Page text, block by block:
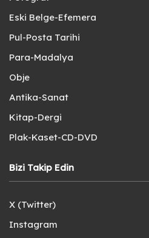
Eski Belge-Efemera
Pul-Posta Tarihi
Para-Madalya
Obje
Antika-Sanat
Kitap-Dergi
Plak-Kaset-CD-DVD
Bizi Takip Edin
X (Twitter)
Instagram